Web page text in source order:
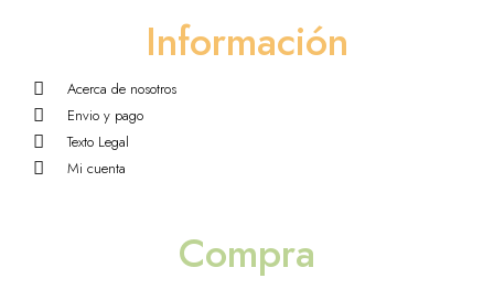
Información
Acerca de nosotros
Envio y pago
Texto Legal
Mi cuenta
Compra